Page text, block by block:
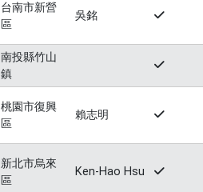
台南市新營
區
吳銘
南投縣竹山
鎮
桃園市復興
區
賴志明
新北市烏來
區
Ken-Hao Hsu